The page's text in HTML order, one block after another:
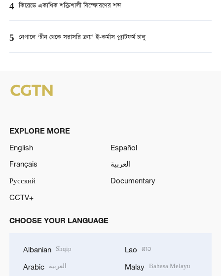
4 কিয়েভে একাধিক শক্তিশালী বিস্ফোরণের শব্দ
5 নেপালে ‘চীন থেকে সরাসরি ক্রয়’ ই-কর্মাস প্ল্যাটফর্ম চালু
EXPLORE MORE
English
Español
Français
العربية
Русский
Documentary
CCTV+
CHOOSE YOUR LANGUAGE
Albanian Shqip
Arabic العربية
Lao ລາວ
Malay Bahasa Melayu